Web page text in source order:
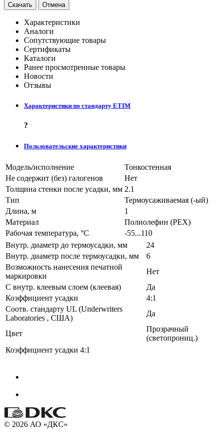
Скачать Отмена
Характеристики
Аналоги
Сопутствующие товары
Сертификаты
Каталоги
Ранее просмотренные товары
Новости
Отзывы
Характеристики по стандарту ETIM
?
Пользовательские характеристики
Модель/исполнение
Тонкостенная
Не содержит (без) галогенов
Нет
Толщина стенки после усадки, мм 2.1
Тип
Термоусаживаемая (-ый)
Длина, м
1
Материал
Полиолефин (PEX)
Рабочая температура, °C
-55...110
Внутр. диаметр до термоусадки, мм
24
Внутр. диаметр после термоусадки, мм
6
Возможность нанесения печатной
маркировки
Нет
С внутр. клеевым слоем (клеевая)
Да
Коэффициент усадки
4:1
Соотв. стандарту UL (Underwriters
Laboratories , США)
Да
Цвет
Прозрачный
(светопрониц.)
Коэффициент усадки 4:1
© 2026 АО «ДКС»